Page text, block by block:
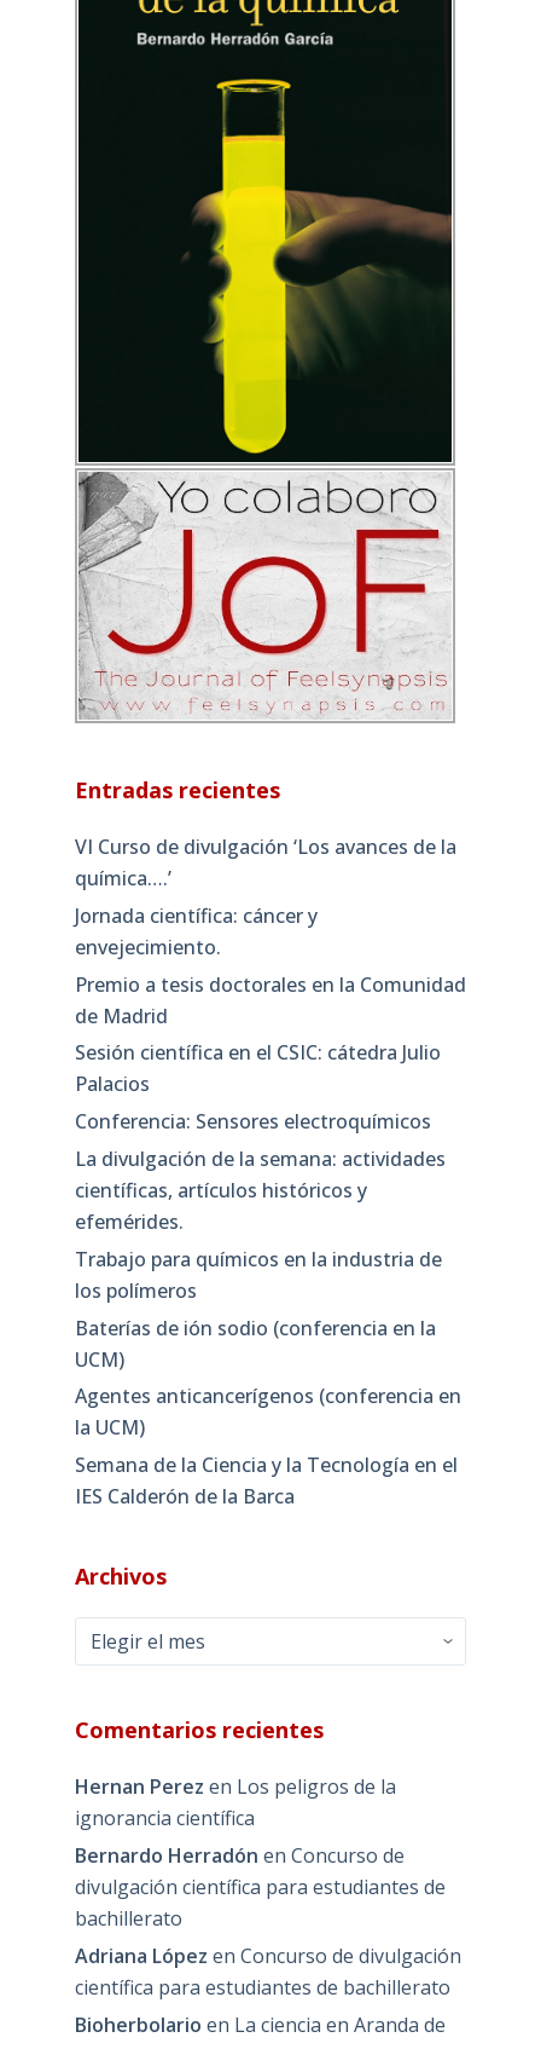
Entradas recientes
VI Curso de divulgación ‘Los avances de la
química….’
Jornada científica: cáncer y
envejecimiento.
Premio a tesis doctorales en la Comunidad
de Madrid
Sesión científica en el CSIC: cátedra Julio
Palacios
Conferencia: Sensores electroquímicos
La divulgación de la semana: actividades
científicas, artículos históricos y
efemérides.
Trabajo para químicos en la industria de
los polímeros
Baterías de ión sodio (conferencia en la
UCM)
Agentes anticancerígenos (conferencia en
la UCM)
Semana de la Ciencia y la Tecnología en el
IES Calderón de la Barca
Archivos
Archivos
Comentarios recientes
Hernan Perez en Los peligros de la
ignorancia científica
Bernardo Herradón en Concurso de
divulgación científica para estudiantes de
bachillerato
Adriana López en Concurso de divulgación
científica para estudiantes de bachillerato
Bioherbolario en La ciencia en Aranda de